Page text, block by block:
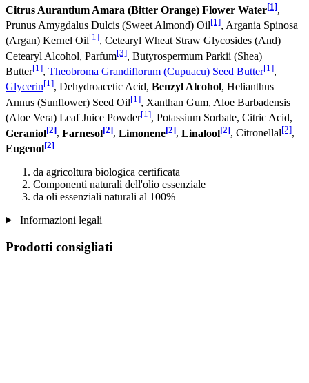
Citrus Aurantium Amara (Bitter Orange) Flower Water[1],
Prunus Amygdalus Dulcis (Sweet Almond) Oil[1], Argania Spinosa
(Argan) Kernel Oil[1], Cetearyl Wheat Straw Glycosides (And)
Cetearyl Alcohol, Parfum[3], Butyrospermum Parkii (Shea)
Butter[1], Theobroma Grandiflorum (Cupuacu) Seed Butter[1],
Glycerin[1], Dehydroacetic Acid, Benzyl Alcohol, Helianthus
Annus (Sunflower) Seed Oil[1], Xanthan Gum, Aloe Barbadensis
(Aloe Vera) Leaf Juice Powder[1], Potassium Sorbate, Citric Acid,
Geraniol[2], Farnesol[2], Limonene[2], Linalool[2], Citronellal[2],
Eugenol[2]
da agricoltura biologica certificata
Componenti naturali dell'olio essenziale
da oli essenziali naturali al 100%
Informazioni legali
Prodotti consigliati